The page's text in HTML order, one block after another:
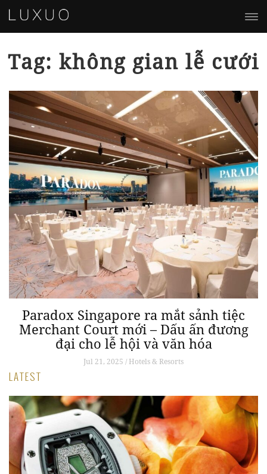
Tag: không gian lễ cưới
Paradox Singapore ra mắt sảnh tiệc
Merchant Court mới – Dấu ấn đương
đại cho lễ hội và văn hóa
Jul 21, 2025 / Hotels & Resorts
LATEST